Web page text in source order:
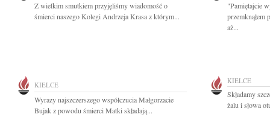
Z wielkim smutkiem przyjęliśmy wiadomość o
śmierci naszego Kolegi Andrzeja Krasa z którym...
"Pamiętajcie
przemknąłem
aż...
KIELCE
Wyrazy najszczerszego współczucia Małgorzacie
Bujak z powodu śmierci Matki składają...
KIELCE
Składamy
żalu i słowa